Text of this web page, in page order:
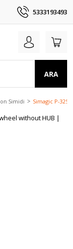
5333193493
ARA
Simidi Simagic P-